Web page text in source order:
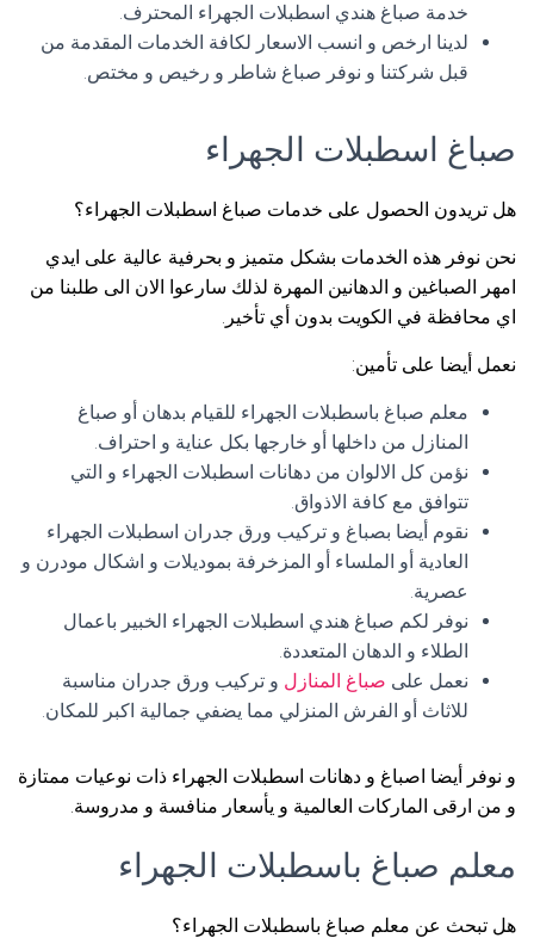
خدمة صباغ هندي اسطبلات الجهراء المحترف.
لدينا ارخص و انسب الاسعار لكافة الخدمات المقدمة من
قبل شركتنا و نوفر صباغ شاطر و رخيص و مختص.
صباغ اسطبلات الجهراء
هل تريدون الحصول على خدمات صباغ اسطبلات الجهراء؟
نحن نوفر هذه الخدمات بشكل متميز و بحرفية عالية على ايدي
امهر الصباغين و الدهانين المهرة لذلك سارعوا الان الى طلبنا من
اي محافظة في الكويت بدون أي تأخير.
نعمل أيضا على تأمين:
معلم صباغ باسطبلات الجهراء للقيام بدهان أو صباغ
المنازل من داخلها أو خارجها بكل عناية و احتراف.
نؤمن كل الالوان من دهانات اسطبلات الجهراء و التي
تتوافق مع كافة الاذواق.
نقوم أيضا بصباغ و تركيب ورق جدران اسطبلات الجهراء
العادية أو الملساء أو المزخرفة بموديلات و اشكال مودرن و
عصرية.
نوفر لكم صباغ هندي اسطبلات الجهراء الخبير باعمال
الطلاء و الدهان المتعددة.
نعمل على صباغ المنازل و تركيب ورق جدران مناسبة
للاثاث أو الفرش المنزلي مما يضفي جمالية اكبر للمكان.
و نوفر أيضا اصباغ و دهانات اسطبلات الجهراء ذات نوعيات ممتازة
و من ارقى الماركات العالمية و يأسعار منافسة و مدروسة.
معلم صباغ باسطبلات الجهراء
هل تبحث عن معلم صباغ باسطبلات الجهراء؟